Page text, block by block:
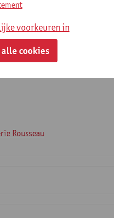
mee in de
Rousseau
voorkeuren in
cookies